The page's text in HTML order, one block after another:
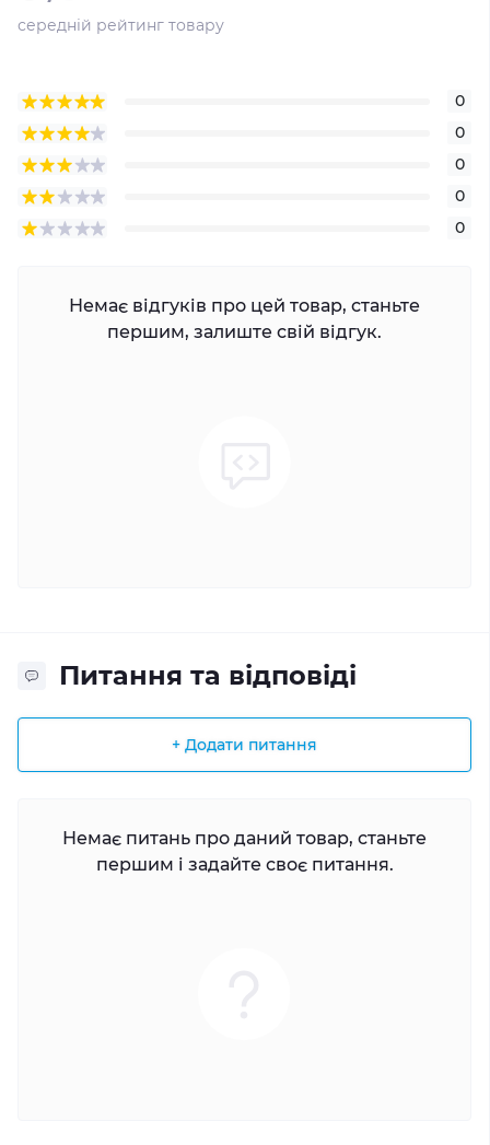
середній рейтинг товару
0
0
0
0
0
Немає відгуків про цей товар, станьте
першим, залиште свій відгук.
Питання та відповіді
+ Додати питання
Немає питань про даний товар, станьте
першим і задайте своє питання.